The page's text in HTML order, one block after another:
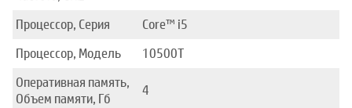
Процессор, Серия
Core™ i5
Процессор, Модель
10500T
Оперативная память,
Объем памяти, Гб
4